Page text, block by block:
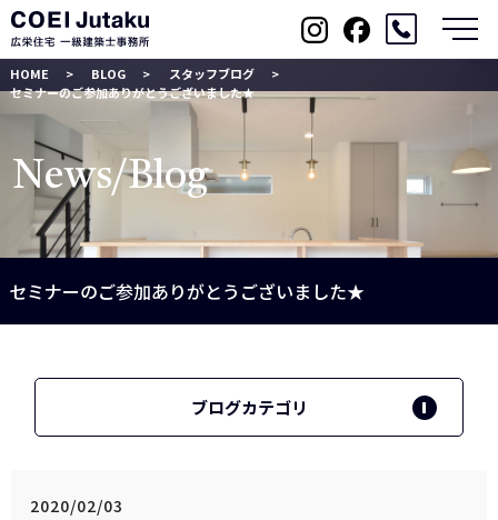
News/Blog
HOME BLOG
スタッフブログ
セミナーのご参加ありがとうございました★
セミナーのご参加ありがとうございました★
ブログカテゴリ
2020/02/03